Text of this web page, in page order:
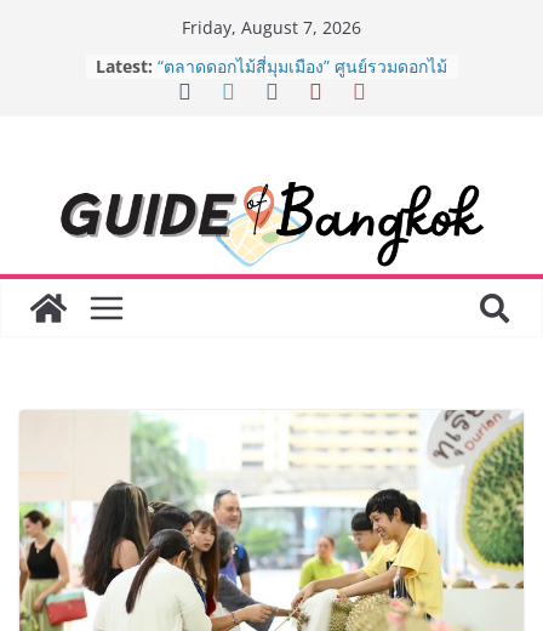
Friday, August 7, 2026
Latest: “ตลาดดอกไม้สี่มุมเมือง” ศูนย์รวมดอกไม้
สด ดอกไม้ประดิษฐ์ พวงมาลัย และสังฆ
ครั้งแรกของไทย ส่งอุปกรณ์วิทยาศาสตร์
“CE-7 MATCH” ฝีมือคนไทย ร่วมภารกิจ
สำรวจดวงจันทร์ 24 สิงหาคมนี้
8.8 “ซูเลียน” รวมพลังนักธุรกิจทั่ว
ประเทศ จัดประชุมใหญ่แห่งปี พบ CEO
อร่อย ยกเมนูระดับตำนาน “ข้าวหน้าไก่
ราชวงศ์” พุ่งทะยานสู่น่านฟ้า
BEDO เดินหน้าจัดกิจกรรมเจรจาธุรกิจ
“BIO TRADE CONNECT 2026” ยก
ระดับผลิตภัณฑ์ท้องถิ่นสู่ตลาดเชิง
พาณิชย์อย่างยั่งยืน